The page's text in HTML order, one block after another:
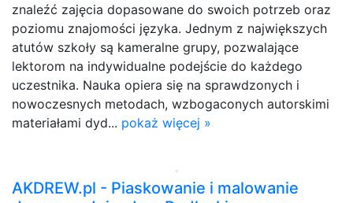
znaleźć zajęcia dopasowane do swoich potrzeb oraz
poziomu znajomości języka. Jednym z największych
atutów szkoły są kameralne grupy, pozwalające
lektorom na indywidualne podejście do każdego
uczestnika. Nauka opiera się na sprawdzonych i
nowoczesnych metodach, wzbogaconych autorskimi
materiałami dyd... pokaż więcej »
AKDREW.pl - Piaskowanie i malowanie